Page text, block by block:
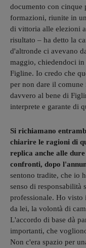
documento con cinque
formazioni, riunite in
di vittoria alle elezioni
risultato – ha detto la
d'altronde ci avevano
maggio, chiedendoci
Figline. Io credo che
per non dare il
davvero al bene di
interprete e garante di
Si richiamano
chiarire le ragioni di
replica anche alle
confronti, dopo
sentono tradite, che io
senso di responsabilità
professionale. Ho visto
da lei, la volontà di
L'accordo di base dà
importanti, che
Non c'era spazio per